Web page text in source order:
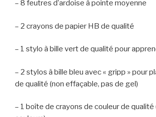
– 8 feutres d’ardoise à pointe moyenne
– 2 crayons de papier HB de qualité
– 1 stylo à bille vert de qualité pour
– 2 stylos à bille bleu avec « gripp » pour
de qualité (non effaçable, pas de gel)
– 1 boîte de crayons de couleur de qualité